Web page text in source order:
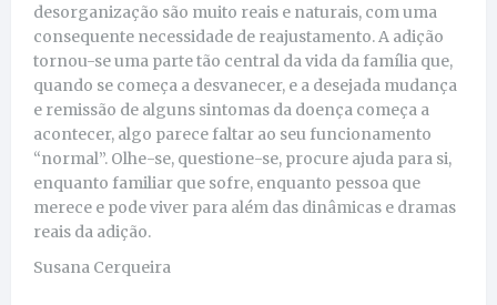
desorganização são muito reais e naturais, com uma
consequente necessidade de reajustamento. A adição
tornou-se uma parte tão central da vida da família que,
quando se começa a desvanecer, e a desejada mudança
e remissão de alguns sintomas da doença começa a
acontecer, algo parece faltar ao seu funcionamento
“normal”. Olhe-se, questione-se, procure ajuda para si,
enquanto familiar que sofre, enquanto pessoa que
merece e pode viver para além das dinâmicas e dramas
reais da adição.
Susana Cerqueira